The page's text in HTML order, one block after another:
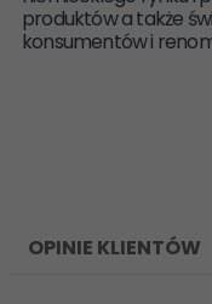
produktów a także
konsumentów i
OPINIE KLIENTÓW